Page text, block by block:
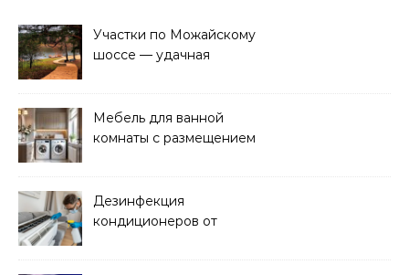
Участки по Можайскому
шоссе — удачная
Мебель для ванной
комнаты с размещением
Дезинфекция
кондиционеров от